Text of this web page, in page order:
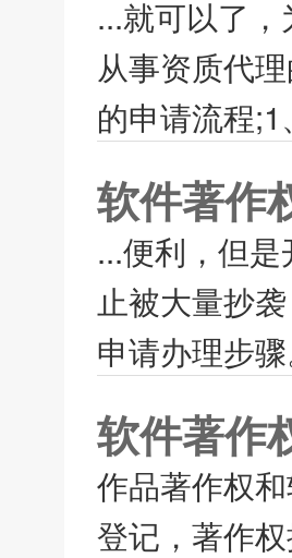
...就可以了
从事资质代
的申请流程
软件著作
...便利，但
止被大量抄
申请办理步
软件著作
作品著作权
登记，著作